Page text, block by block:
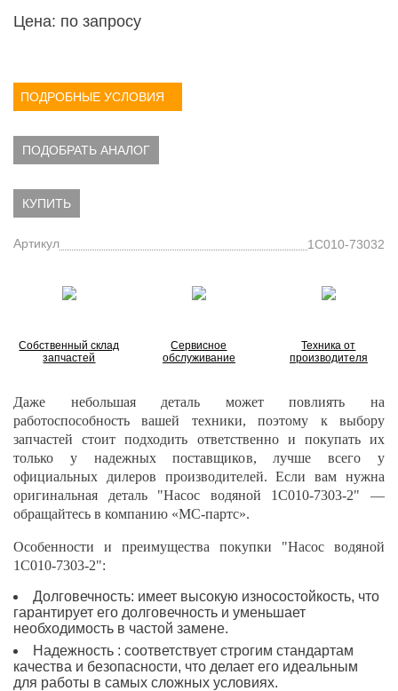
Цена: по запросу
ПОДРОБНЫЕ УСЛОВИЯ
ПОДОБРАТЬ АНАЛОГ
КУПИТЬ
Артикул 1C010-73032
Собственный склад
запчастей
Сервисное
обслуживание
Техника от
производителя
Даже небольшая деталь может повлиять на
работоспособность вашей техники, поэтому к выбору
запчастей стоит подходить ответственно и покупать их
только у надежных поставщиков, лучше всего у
официальных дилеров производителей. Если вам нужна
оригинальная деталь "Насос водяной 1C010-7303-2" —
обращайтесь в компанию «МС-партс».
Особенности и преимущества покупки "Насос водяной
1C010-7303-2":
Долговечность: имеет высокую износостойкость, что
гарантирует его долговечность и уменьшает
необходимость в частой замене.
Надежность : соответствует строгим стандартам
качества и безопасности, что делает его идеальным
для работы в самых сложных условиях.